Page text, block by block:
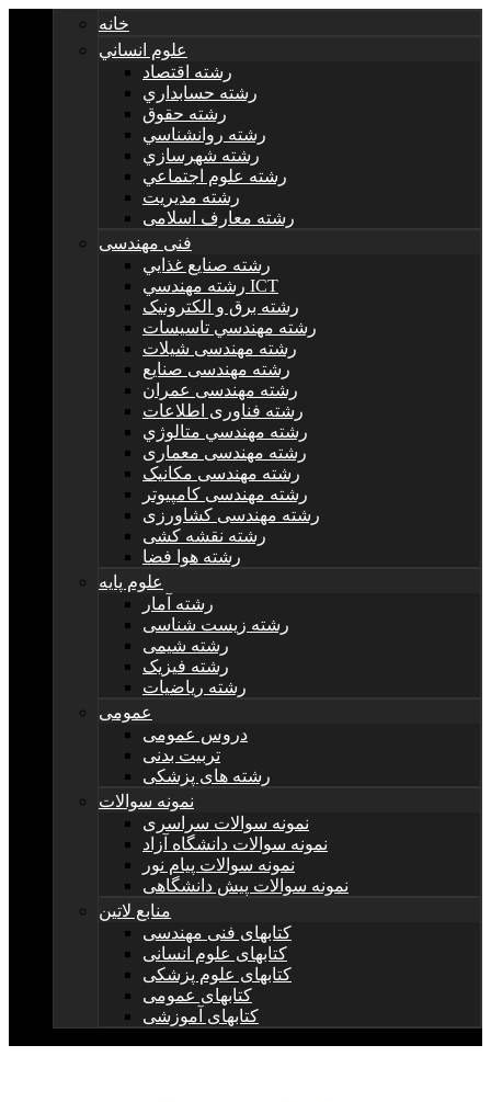
خانه
علوم انساني
رشته اقتصاد
رشته حسابداري
رشته حقوق
رشته روانشناسي
رشته شهرسازي
رشته علوم اجتماعي
رشته مديريت
رشته معارف اسلامی
فنی مهندسی
رشته صنايع غذايي
رشته مهندسي ICT
رشته برق و الکترونيک
رشته مهندسي تاسيسات
رشته مهندسی شیلات
رشته مهندسی صنایع
رشته مهندسی عمران
رشته فناوری اطلاعات
رشته مهندسي متالوژي
رشته مهندسی معماری
رشته مهندسی مکانیک
رشته مهندسی کامپیوتر
رشته مهندسی کشاورزی
رشته نقشه کشی
رشته هوا فضا
علوم پایه
رشته آمار
رشته زیست شناسی
رشته شیمی
رشته فیزیک
رشته ریاضیات
عمومی
دروس عمومی
تربیت بدنی
رشته های پزشکی
نمونه سوالات
نمونه سوالات سراسری
نمونه سوالات دانشگاه آزاد
نمونه سوالات پیام نور
نمونه سوالات پیش دانشگاهی
منابع لاتین
کتابهای فنی مهندسی
کتابهای علوم انسانی
کتابهای علوم پزشکی
کتابهای عمومی
کتابهای آموزشی